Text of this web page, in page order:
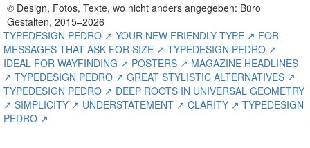
© Design, Fotos, Texte, wo nicht anders angegeben: Büro
Gestalten, 2015–2026
TYPEDESIGN PEDRO ↗ YOUR NEW FRIENDLY TYPE ↗ FOR
MESSAGES THAT ASK FOR SIZE ↗ TYPEDESIGN PEDRO ↗
IDEAL FOR WAYFINDING ↗ POSTERS ↗ MAGAZINE HEADLINES
↗ TYPEDESIGN PEDRO ↗ GREAT STYLISTIC ALTERNATIVES ↗
TYPEDESIGN PEDRO ↗ DEEP ROOTS IN UNIVERSAL GEOMETRY
↗ SIMPLICITY ↗ UNDERSTATEMENT ↗ CLARITY ↗ TYPEDESIGN
PEDRO ↗